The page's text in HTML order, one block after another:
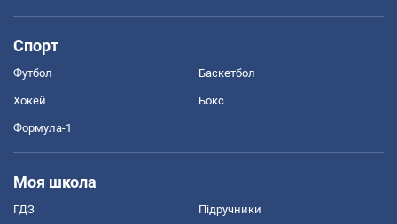
Спорт
Футбол Баскетбол
Хокей Бокс
Формула-1
Моя школа
ГДЗ Підручники